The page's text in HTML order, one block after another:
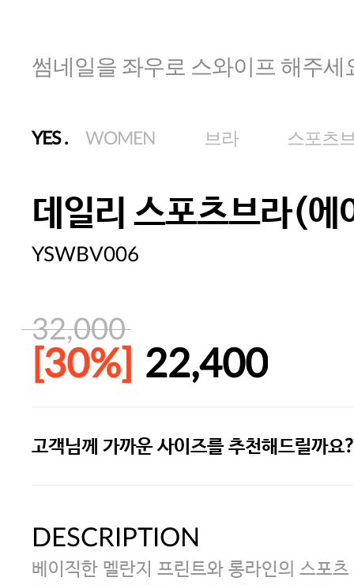
썸네일을 좌우로 스와이프 해주세
YES. WOMEN 브라 스포츠
데일리 스포츠브라(에
YSWBV006
32,000
[30%] 22,400
주말특가 20%(8.7~8.9)/5만원 이
[썸머블프] 2만원 할인 쿠폰(8.1~31)
고객님께 가까운 사이즈를 추천해드릴까요?
DESCRIPTION
베이직한 멜란지 프린트와 롱라인의 스포